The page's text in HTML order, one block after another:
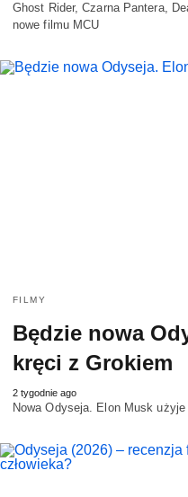
Ghost Rider, Czarna Pantera,
nowe filmu MCU
FILMY
Będzie nowa
kręci z Grokiem
2 tygodnie ago
Nowa Odyseja. Elon Musk